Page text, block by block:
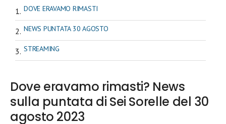
DOVE ERAVAMO RIMASTI
NEWS PUNTATA 30 AGOSTO
STREAMING
Dove eravamo rimasti? News
sulla puntata di Sei Sorelle del 30
agosto 2023